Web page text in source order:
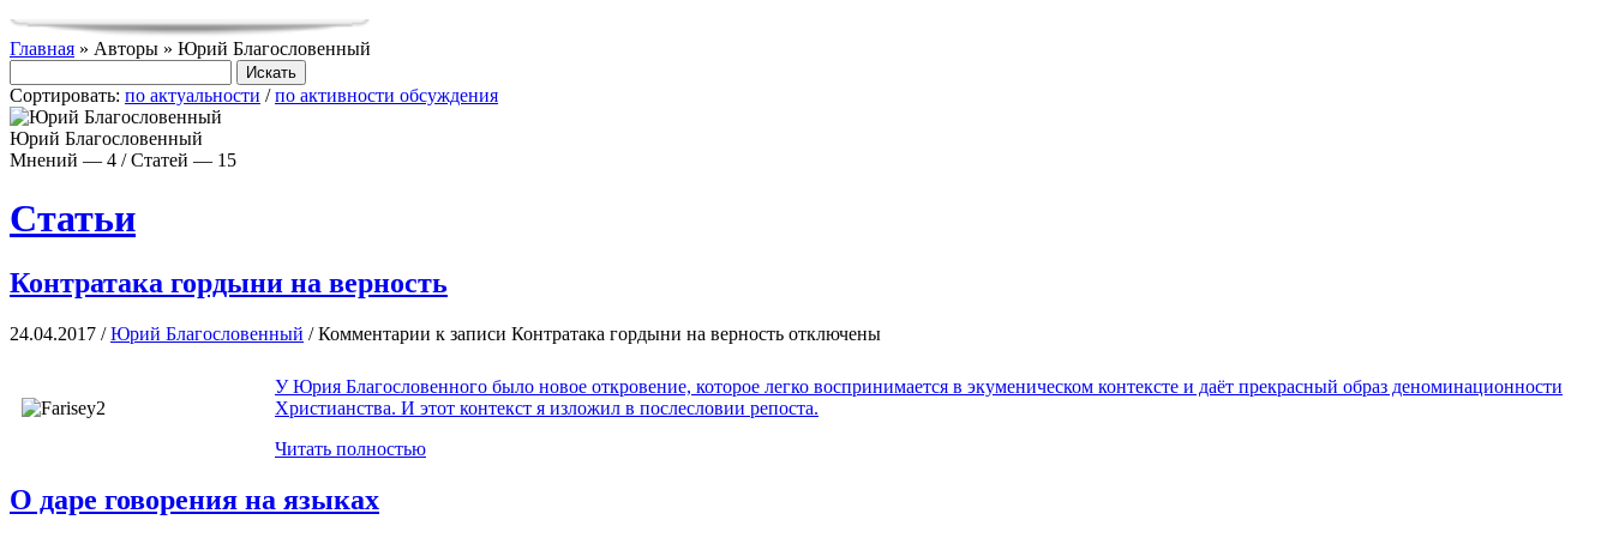
Главная » Авторы » Юрий Благословенный
Сортировать: по актуальности /по активности обсуждения
Юрий Благословенный
Мнений — 4 / Статей — 15
Статьи
Контратака гордыни на верность
24.04.2017 /Юрий Благословенный /Комментарии к записи Контратака гордыни на верность отключены
У Юрия Благословенного было новое откровение, которое легко воспринимается в экуменическом контексте и даёт прекрасный образ деноминационности
Христианства. И этот контекст я изложил в послесловии репоста.
Читать полностью
О даре говорения на языках